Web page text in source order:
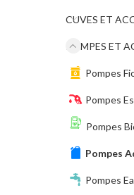
CUVES ET
POMPES ET
Pompes
Pompes
Pompes
Pompes
Pompes